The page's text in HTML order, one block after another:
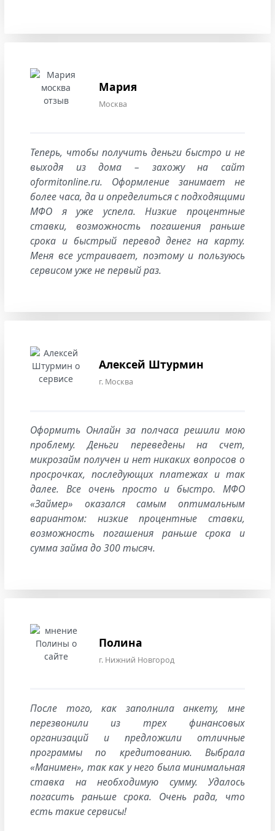
Мария
Москва
Теперь, чтобы получить деньги быстро и не
выходя из дома – захожу на сайт
oformitonline.ru. Оформление занимает не
более часа, да и определиться с подходящими
МФО я уже успела. Низкие процентные
ставки, возможность погашения раньше
срока и быстрый перевод денег на карту.
Меня все устраивает, поэтому и пользуюсь
сервисом уже не первый раз.
Алексей Штурмин
г. Москва
Оформить Онлайн за полчаса решили мою
проблему. Деньги переведены на счет,
микрозайм получен и нет никаких вопросов о
просрочках, последующих платежах и так
далее. Все очень просто и быстро. МФО
«Займер» оказался самым оптимальным
вариантом: низкие процентные ставки,
возможность погашения раньше срока и
сумма займа до 300 тысяч.
Полина
г. Нижний Новгород
После того, как заполнила анкету, мне
перезвонили из трех финансовых
организаций и предложили отличные
программы по кредитованию. Выбрала
«Манимен», так как у него была минимальная
ставка на необходимую сумму. Удалось
погасить раньше срока. Очень рада, что
есть такие сервисы!